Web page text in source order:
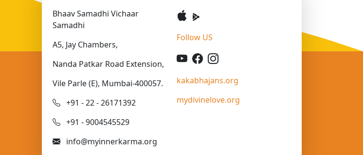
Bhaav Samadhi Vichaar
Samadhi
A5, Jay Chambers,
Nanda Patkar Road Extension,
Vile Parle (E), Mumbai-400057.
+91 - 22 - 26171392
+91 - 9004545529
info@myinnerkarma.org
Follow US
kakabhajans.org
mydivinelove.org